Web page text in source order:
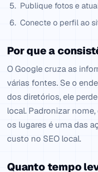
Publique fotos e
Conecte o perfil ao
Por que a
O Google cruza as
várias fontes. Se o
dos diretórios, ele
local. Padronizar
os lugares é uma das
custo no SEO local.
Quanto tempo